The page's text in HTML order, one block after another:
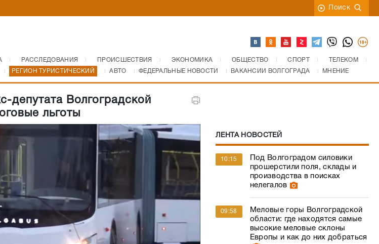
Поиск
РАССЛЕДОВАНИЯ ПРОИСШЕСТВИЯ ЭКОНОМИКА ОБЩЕСТВО СПОРТ
ТЕЛЕКОМ
РЕГИОН ТУРИСТИЧЕСКИЙ АВТО ФЕДЕРАЛЬНЫЕ НОВОСТИ ВАКАНСИИ ВОЛГОГРАДА МНЕНИЕ
депутата Волгоградской
льготы
ЛЕНТА НОВОСТЕЙ
10:15
Под Волгоградом силовики
прошерстили поля, склады и
производства в поисках
нелегалов
09:58
Меловые горы Волгоградской
области: где находятся самые
высокие меловые склоны
Европы и как до них добраться